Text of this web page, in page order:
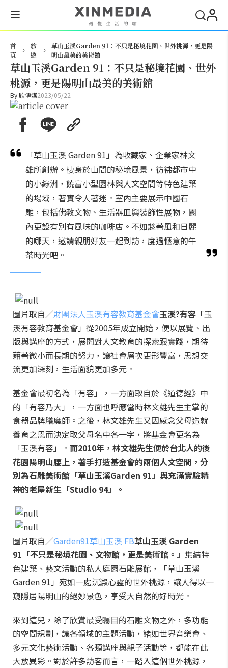
首
頁
>
旅
遊
>
草山玉溪Garden 91：不只是秘境花園、世外桃源，更是陽
明山最美的美術館
草山玉溪Garden 91：不只是秘境花園、世外
桃源，更是陽明山最美的美術館
By欣傳媒2023/05/22
「草山玉溪 Garden 91」為收藏家、企業家林文
雄所創辦。棲身於山間的秘境風景，彷彿都市中
的小綠洲，饒富小型園林與人文空間等特色建築
的場域，著實令人著迷。室內主要展示中國石
雕，包括佛教文物、生活器皿與裝飾性展物，園
內更設有別有風味的咖啡店。不如趁著風和日麗
的哪天，邀請親朋好友一起到訪，度過愜意的午
茶時光吧。
圖片取自／財團法人玉溪有容教育基金會玉溪?有容 「玉
溪有容教育基金會」從2005年成立開始，便以展覽、出
版與講座的方式，展開對人文教育的探索跟實踐，期待
藉著微小而長期的努力，讓社會層次更形豐富，思想交
流更加深刻，生活面貌更加多元。
基金會最初名為「有容」，一方面取自於《道德經》中
的「有容乃大」，一方面也呼應當時林文雄先生主掌的
食器品牌膳魔師。之後，林文雄先生又因感念父母造就
養育之恩而決定取父母名中各一字，將基金會更名為
「玉溪有容」。 而2010年，林文雄先生便於台北人的後
花園陽明山腰上，著手打造基金會的兩個人文空間，分
別為石雕美術館「草山玉溪Garden 91」與充滿實驗精
神的老屋新生「Studio 94」。
圖片取自／Garden91草山玉溪 FB草山玉溪 Garden
91 「不只是秘境花園、文物館，更是美術館。」 集結特
色建築、藝文活動的私人庭園石雕展館，「草山玉溪
Garden 91」宛如一處沉澱心靈的世外桃源，讓人得以一
窺隱居陽明山的絕妙景色，享受大自然的好時光。
來到這兒，除了欣賞最受矚目的石雕文物之外，多功能
的空間規劃，讓各領域的主題活動，諸如世界音樂會、
多元文化藝術活動、各類講座與親子活動等，都能在此
大放異彩。對於許多訪客而言，一踏入這個世外桃源，